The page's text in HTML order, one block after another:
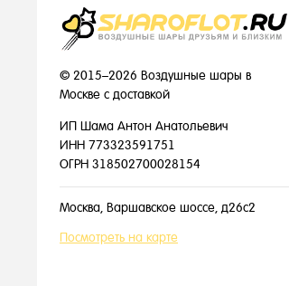
© 2015–2026 Воздушные шары в
Москве с доставкой
ИП Шама Антон Анатольевич
ИНН 773323591751
ОГРН 318502700028154
Москва, Варшавское шоссе, д26с2
Посмотреть на карте